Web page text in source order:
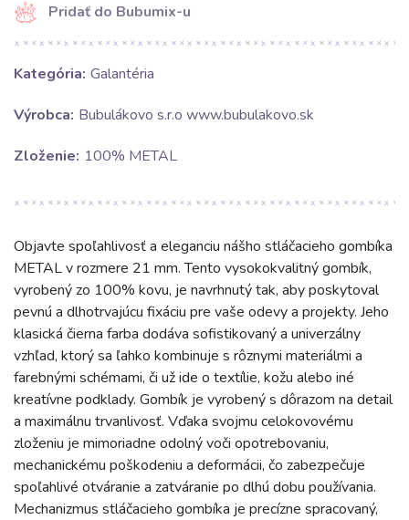
Pridať do Bubumix-u
Kategória: Galantéria
Výrobca: Bubulákovo s.r.o www.bubulakovo.sk
Zloženie: 100% METAL
Objavte spoľahlivosť a eleganciu nášho stláčacieho gombíka
METAL v rozmere 21 mm. Tento vysokokvalitný gombík,
vyrobený zo 100% kovu, je navrhnutý tak, aby poskytoval
pevnú a dlhotrvajúcu fixáciu pre vaše odevy a projekty. Jeho
klasická čierna farba dodáva sofistikovaný a univerzálny
vzhľad, ktorý sa ľahko kombinuje s rôznymi materiálmi a
farebnými schémami, či už ide o textílie, kožu alebo iné
kreatívne podklady. Gombík je vyrobený s dôrazom na detail
a maximálnu trvanlivosť. Vďaka svojmu celokovovému
zloženiu je mimoriadne odolný voči opotrebovaniu,
mechanickému poškodeniu a deformácii, čo zabezpečuje
spoľahlivé otváranie a zatváranie po dlhú dobu používania.
Mechanizmus stláčacieho gombíka je precízne spracovaný,